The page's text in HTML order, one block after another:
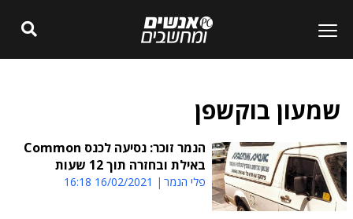
שמעון בוקשפן
הנמר זוכר: נסיעה לכנס Common
באילת ובחזרה תוך 12 שעות
פלי הנמר 16/02/2021 16:18